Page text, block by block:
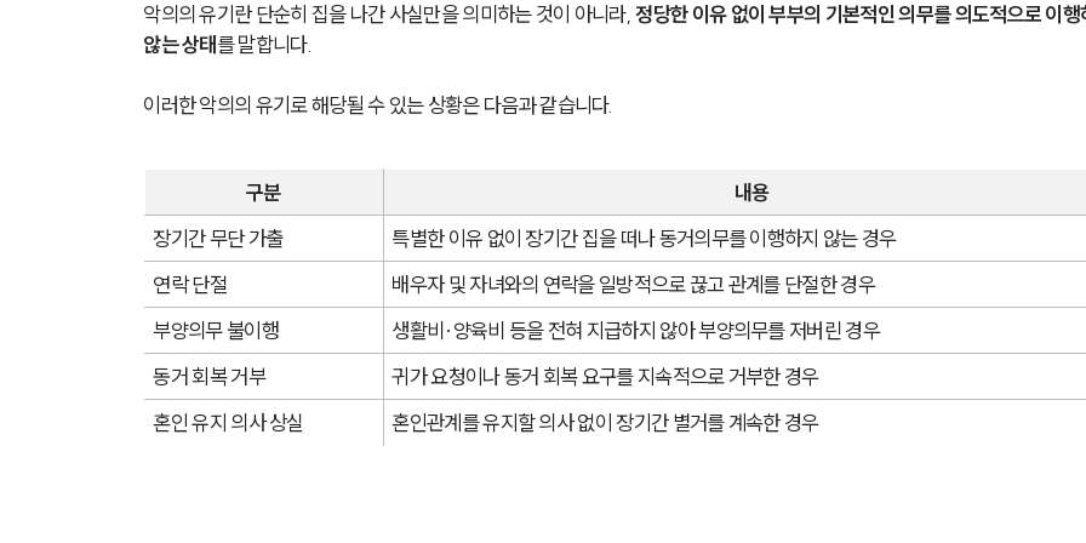
악의의 유기란 단순히 집을 나간 사실만을 의미하는 것이 아니라, 정당한 이유 없이 부부의 기본적인 의무를 의도적으로 이행
않는 상태를 말합니다.
이러한 악의의 유기로 해당될 수 있는 상황은 다음과 같습니다.
구분
내용
장기간 무단 가출
특별한 이유 없이 장기간 집을 떠나 동거의무를 이행하지 않는 경우
연락 단절
배우자 및 자녀와의 연락을 일방적으로 끊고 관계를 단절한 경우
부양의무 불이행
생활비·양육비 등을 전혀 지급하지 않아 부양의무를 저버린 경우
동거 회복 거부
귀가 요청이나 동거 회복 요구를 지속적으로 거부한 경우
혼인 유지 의사 상실
혼인관계를 유지할 의사 없이 장기간 별거를 계속한 경우